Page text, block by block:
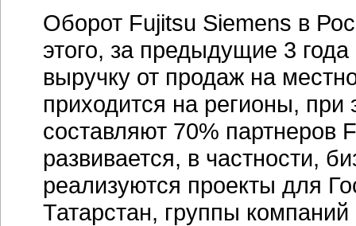
Оборот Fujitsu Siemens в
этого, за предыдущие 3
выручку от продаж на
приходится на регионы,
составляют 70% партнеров
развивается, в частности,
реализуются проекты для
Татарстан, группы